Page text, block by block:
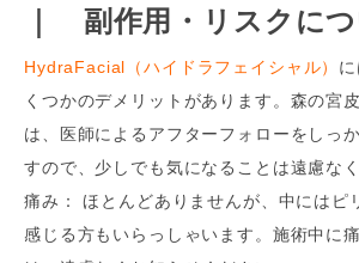
｜ 副作用・リスクに
HydraFacial（ハイドラフェイシャル）
くつかのデメリットがあります。森の宮
は、医師によるアフターフォローをしっ
すので、少しでも気になることは遠慮な
痛み： ほとんどありませんが、中にはピ
感じる方もいらっしゃいます。施術中に